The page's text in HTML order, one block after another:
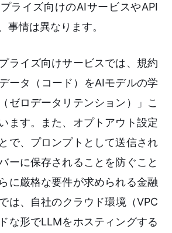
ライズ向けのAIサービスやAPI
事情は異なります。
ライズ向けサービスでは、規約
ータ（コード）をAIモデルの学
ゼロデータリテンション）」こ
ます。また、オプトアウト設定
で、プロンプトとして送信され
ーに保存されることを防ぐこと
に厳格な要件が求められる金融
は、自社のクラウド環境（VPC
な形でLLMをホスティングする